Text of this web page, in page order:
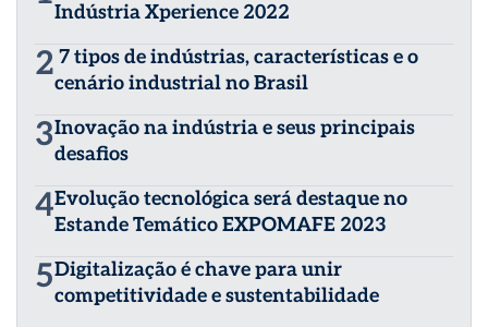
Indústria Xperience 2022
2 7 tipos de indústrias, características e o
cenário industrial no Brasil
3Inovação na indústria e seus principais
desafios
4Evolução tecnológica será destaque no
Estande Temático EXPOMAFE 2023
5Digitalização é chave para unir
competitividade e sustentabilidade